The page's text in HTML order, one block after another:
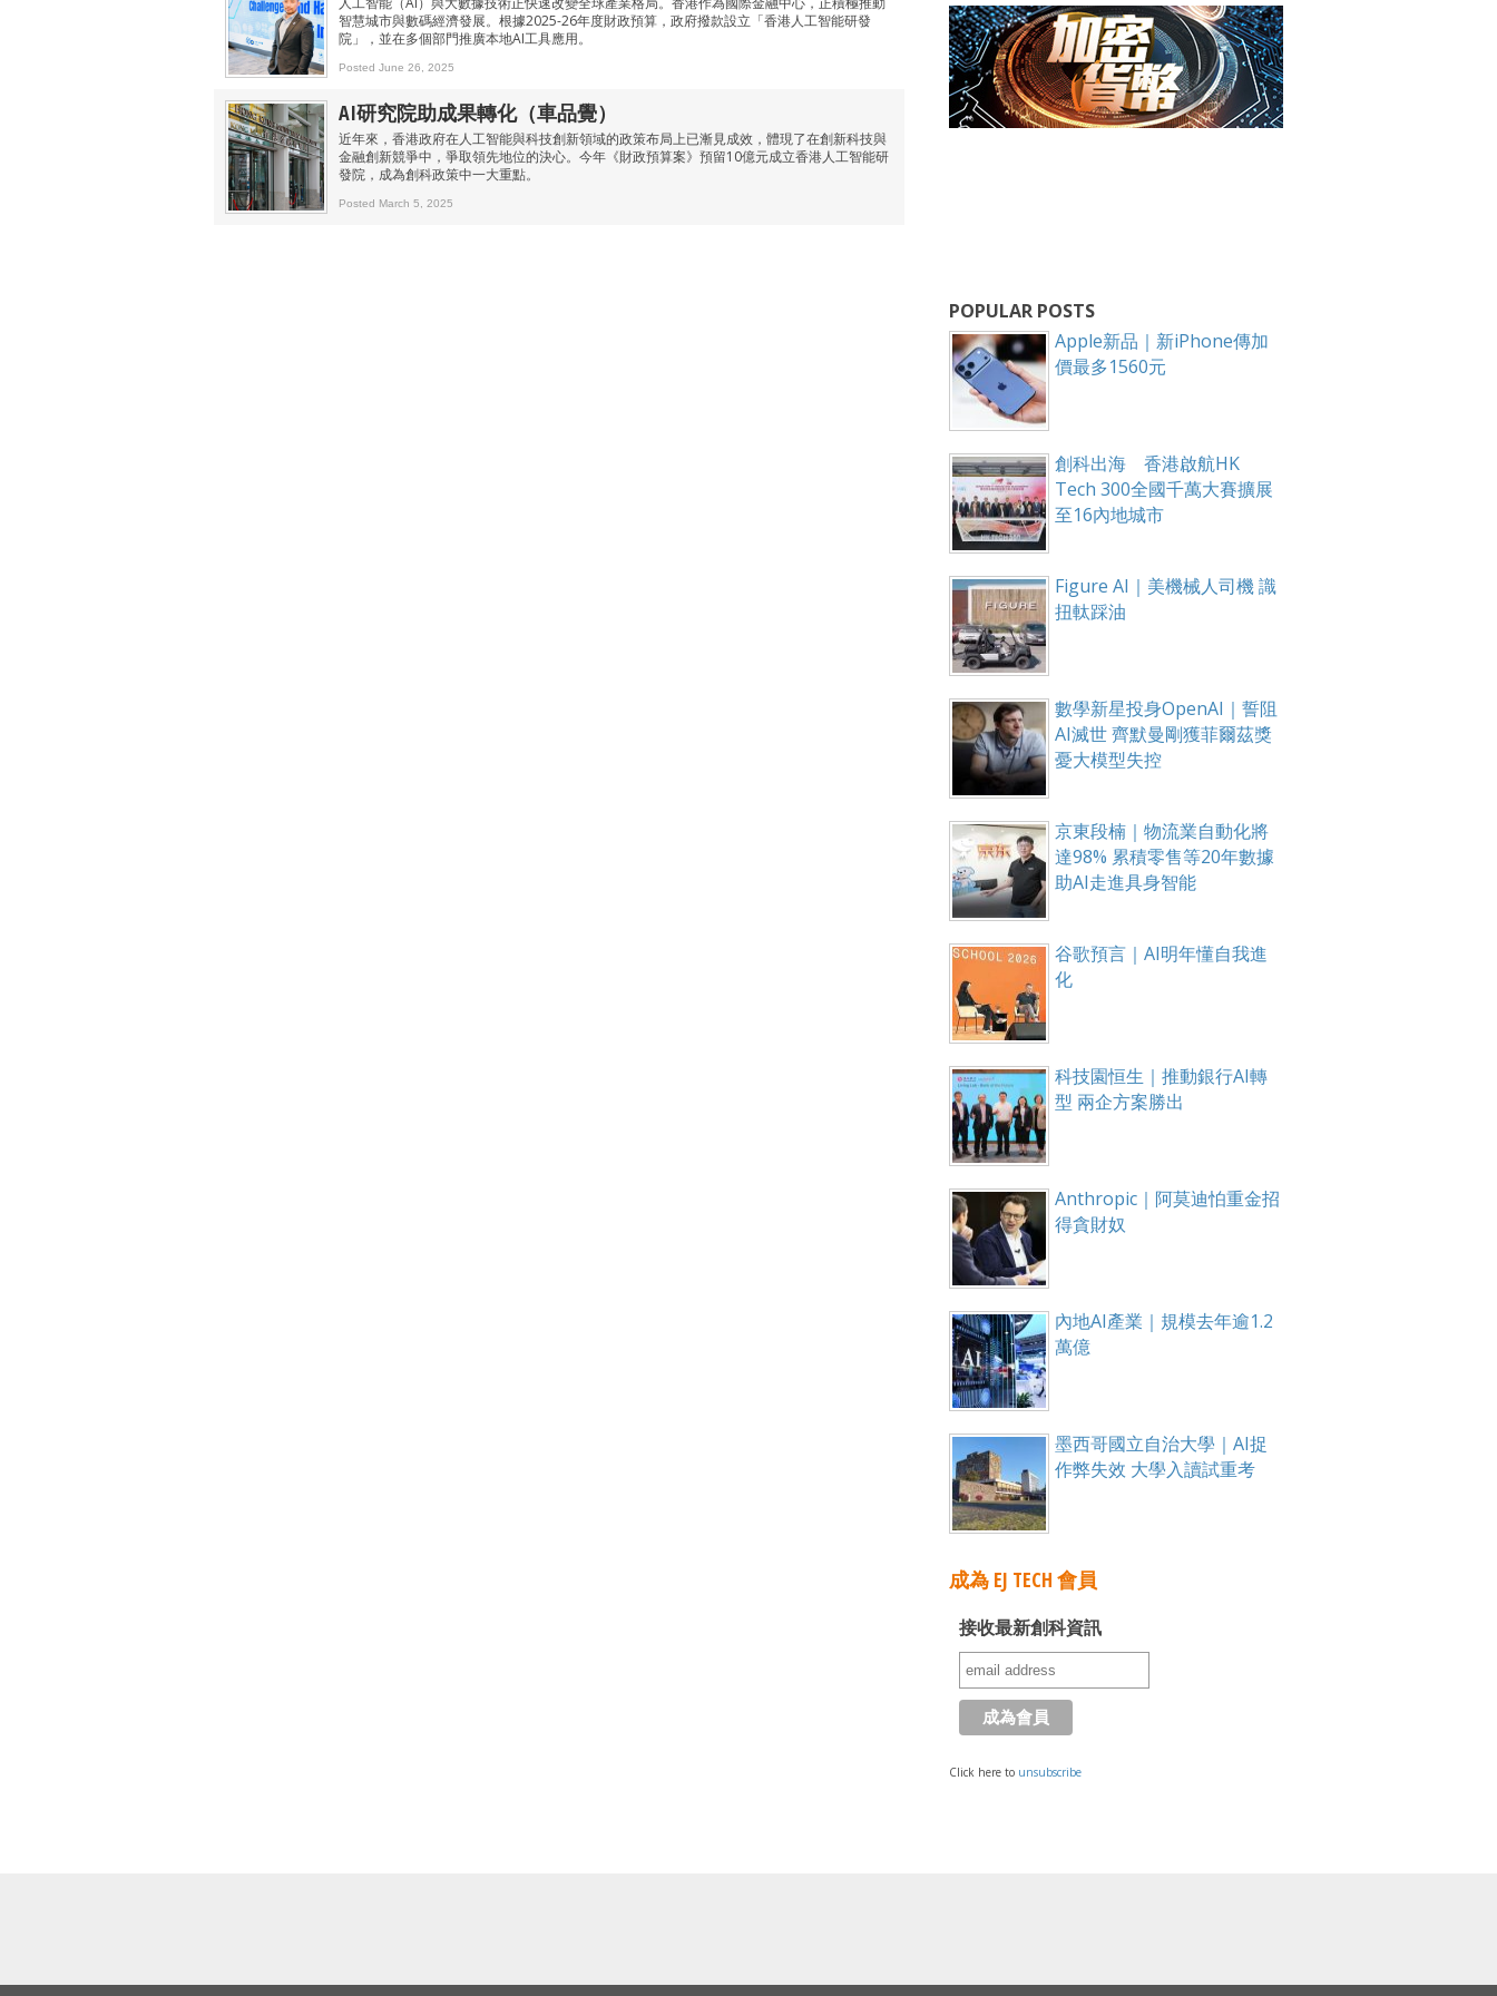
智慧城市與數碼經濟發展。根據2025-26年度財政預算，政府撥款設立「香港人工智能研發
院」，並在多個部門推廣本地AI工具應用。
Posted June 26, 2025
AI研究院助成果轉化（車品覺）
近年來，香港政府在人工智能與科技創新領域的政策布局上已漸見成效，體現了在創新科技與
金融創新競爭中，爭取領先地位的決心。今年《財政預算案》預留10億元成立香港人工智能研
發院，成為創科政策中一大重點。
Posted March 5, 2025
POPULAR POSTS
Apple新品｜新iPhone傳加
價最多1560元
創科出海 香港啟航HK
Tech 300全國千萬大賽擴展
至16內地城市
Figure AI｜美機械人司機 識
扭軚踩油
數學新星投身OpenAI｜誓阻
AI滅世 齊默曼剛獲菲爾茲獎
憂大模型失控
京東段楠｜物流業自動化將
達98% 累積零售等20年數據
助AI走進具身智能
谷歌預言｜AI明年懂自我進
化
科技園恒生｜推動銀行AI轉
型 兩企方案勝出
Anthropic｜阿莫迪怕重金招
得貪財奴
內地AI產業｜規模去年逾1.2
萬億
墨西哥國立自治大學｜AI捉
作弊失效 大學入讀試重考
成為 EJ TECH 會員
接收最新創科資訊
Click here to unsubscribe